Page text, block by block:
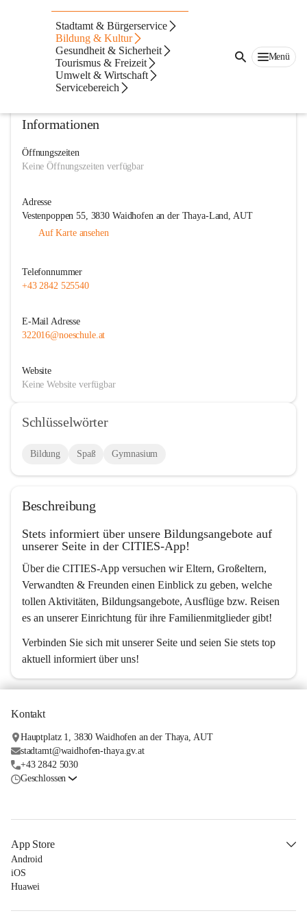
Stadtamt & Bürgerservice
Bildung & Kultur
Gesundheit & Sicherheit
Tourismus & Freizeit
Umwelt & Wirtschaft
Servicebereich
Menü
Gymnasium Waidhofen/Thaya
@gymnasium-waidhofenthaya
Allgemeinbildende höhere Schule
In CITIES öffnen
Informationen
Öffnungszeiten
Keine Öffnungszeiten verfügbar
Adresse
Vestenpoppen 55, 3830 Waidhofen an der Thaya-Land, AUT
Auf Karte ansehen
Telefonnummer
+43 2842 525540
E-Mail Adresse
322016@noeschule.at
Website
Keine Website verfügbar
Schlüsselwörter
Bildung Spaß Gymnasium
Beschreibung
Stets informiert über unsere Bildungsangebote auf
unserer Seite in der CITIES-App!
Über die CITIES-App versuchen wir Eltern, Großeltern,
Verwandten & Freunden einen Einblick zu geben, welche
tollen Aktivitäten, Bildungsangebote, Ausflüge bzw. Reisen
es an unserer Einrichtung für ihre Familienmitglieder gibt!
Verbinden Sie sich mit unserer Seite und seien Sie stets top
aktuell informiert über uns!
Kontakt
Hauptplatz 1, 3830 Waidhofen an der Thaya, AUT
stadtamt@waidhofen-thaya.gv.at
+43 2842 5030
Geschlossen
App Store
Android
iOS
Huawei